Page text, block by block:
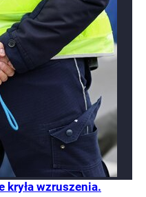
kryła wzruszenia.